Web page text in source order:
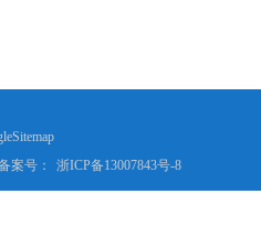
案号： 浙ICP备13007843号-8